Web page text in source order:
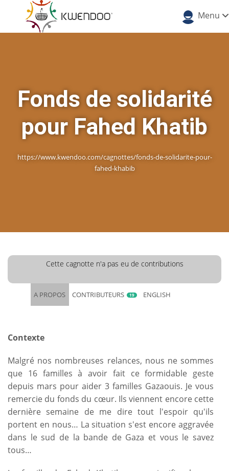
Menu
Fonds de solidarité
pour Fahed Khatib
https://www.kwendoo.com/cagnottes/fonds-de-solidarite-pour-
fahed-khabib
Cette cagnotte n'a pas eu de contributions
A PROPOS CONTRIBUTEURS 19 ENGLISH
Contexte
Malgré nos nombreuses relances, nous ne sommes
que 16 familles à avoir fait ce formidable geste
depuis mars pour aider 3 familles Gazaouis. Je vous
remercie du fonds du cœur. Ils viennent encore cette
dernière semaine de me dire tout l'espoir qu'ils
portent en nous… La situation s'est encore aggravée
dans le sud de la bande de Gaza et vous le savez
tous…